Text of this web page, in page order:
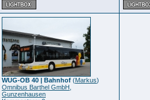
WUG-OB 40 | Bahnhof (Markus)
Omnibus Barthel GmbH,
Gunzenhausen